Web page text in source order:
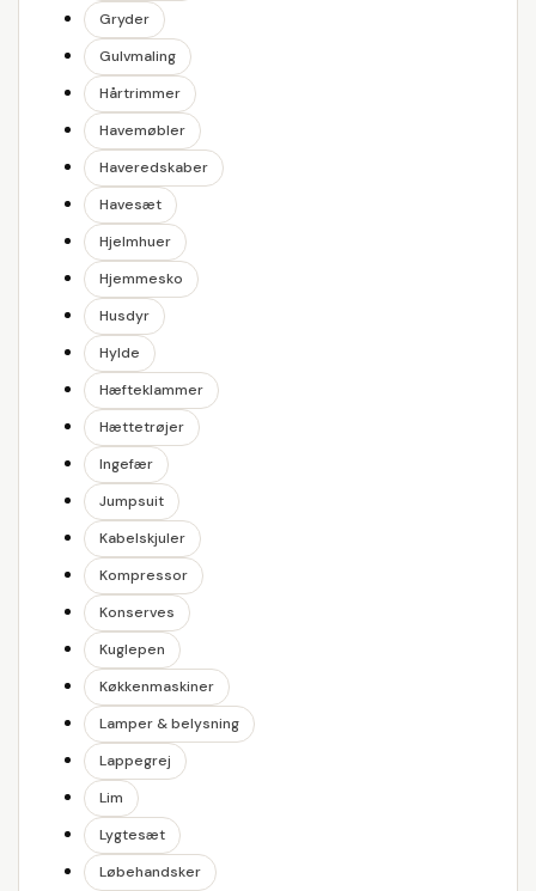
Gryder
Gulvmaling
Hårtrimmer
Havemøbler
Haveredskaber
Havesæt
Hjelmhuer
Hjemmesko
Husdyr
Hylde
Hæfteklammer
Hættetrøjer
Ingefær
Jumpsuit
Kabelskjuler
Kompressor
Konserves
Kuglepen
Køkkenmaskiner
Lamper & belysning
Lappegrej
Lim
Lygtesæt
Løbehandsker